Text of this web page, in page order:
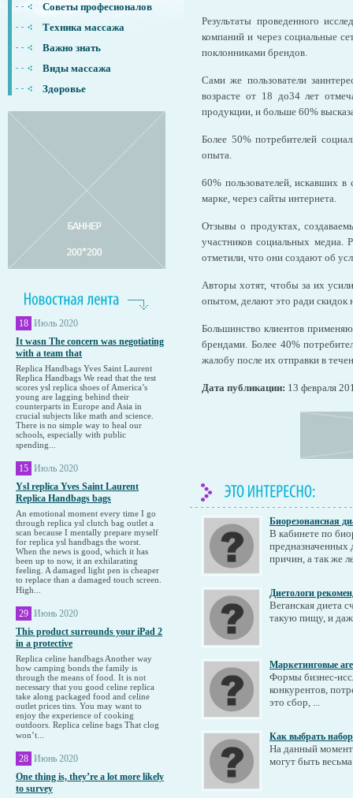
Советы професионалов
Техника массажа
Важно знать
Виды массажа
Здоровье
18 Июль 2020
It wasn The concern was negotiating
with a team that
Replica Handbags Yves Saint Laurent
Replica Handbags We read that the test
scores ysl replica shoes of America’s
young are lagging behind their
counterparts in Europe and Asia in
crucial subjects like math and science.
There is no simple way to heal our
schools, especially with public
spending...
15 Июль 2020
Ysl replica Yves Saint Laurent
Replica Handbags bags
An emotional moment every time I go
through replica ysl clutch bag outlet a
scan because I mentally prepare myself
for replica ysl handbags the worst.
When the news is good, which it has
been up to now, it an exhilarating
feeling. A damaged light pen is cheaper
to replace than a damaged touch screen.
High...
29 Июнь 2020
This product surrounds your iPad 2
in a protective
Replica celine handbags Another way
how camping bonds the family is
through the means of food. It is not
necessary that you good celine replica
take along packaged food and celine
outlet prices tins. You may want to
enjoy the experience of cooking
outdoors. Replica celine bags That clog
won’t...
28 Июнь 2020
One thing is, they’re a lot more likely
to survey
Результаты проведенного
компаний и через социальные
поклонниками брендов.
Сами же пользователи
возрасте от 18 до34 лет
продукции, и больше 60%
Более 50% потребителей
опыта.
60% пользователей, искавших
марке, через сайты интернета.
Отзывы о продуктах,
участников социальных медиа.
отметили, что они создают об
Авторы хотят, чтобы за их
опытом, делают это ради скидок
Большинство клиентов
брендами. Более 40%
жалобу после их отправки в
Дата публикации: 13 февраля
Биорезонансная
В кабинете по
предназначенных
причин, а так же
Диетологи
Веганская диета
такую пищу, и
Маркетинговые
Формы бизнес-
конкурентов,
это сбор, ...
Как выбрать
На данный момент
могут быть